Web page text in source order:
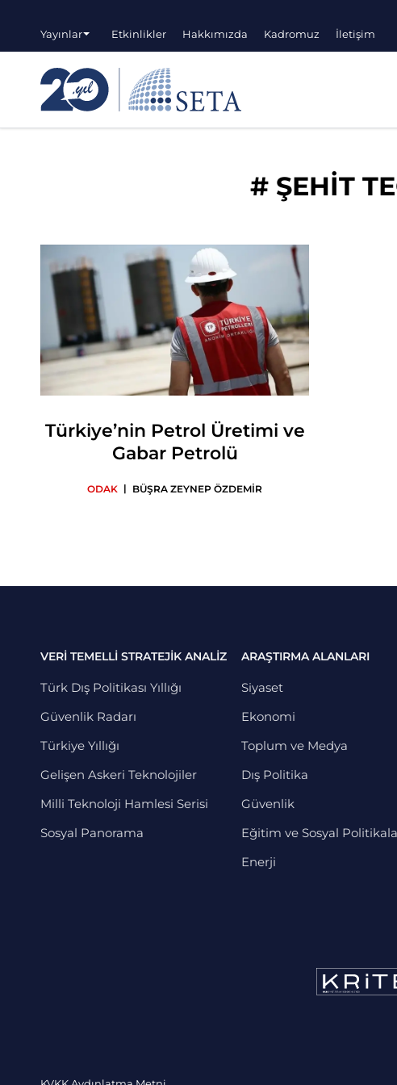
Yayınlar Etkinlikler Hakkımızda Kadromuz İletişim
# ŞEHİT
Türkiye’nin Petrol Üretimi ve
Gabar Petrolü
ODAK | BÜŞRA ZEYNEP ÖZDEMİR
VERİ TEMELLİ STRATEJİK ANALİZ
Türk Dış Politikası Yıllığı
Güvenlik Radarı
Türkiye Yıllığı
Gelişen Askeri Teknolojiler
Milli Teknoloji Hamlesi Serisi
Sosyal Panorama
ARAŞTIRMA ALANLARI
Siyaset
Ekonomi
Toplum ve Medya
Dış Politika
Güvenlik
Eğitim ve Sosyal
Enerji